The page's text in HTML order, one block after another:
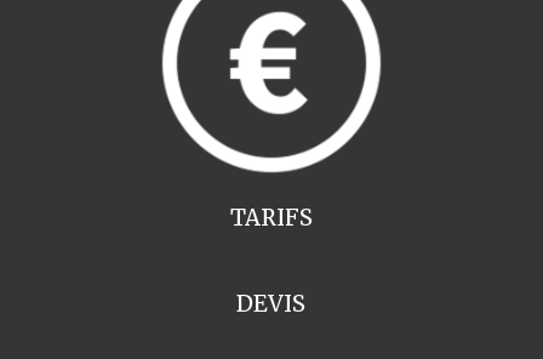
TARIFS
DEVIS